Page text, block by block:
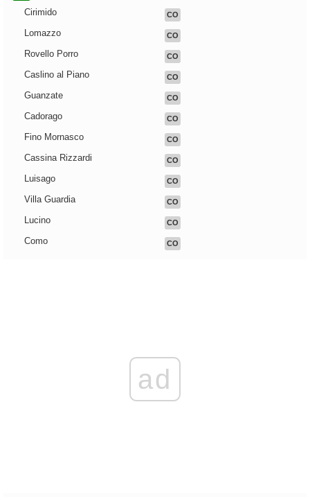
Cirimido
CO
Lomazzo CO
Rovello Porro CO
Caslino al Piano CO
Guanzate CO
Cadorago CO
Fino Mornasco CO
Cassina Rizzardi CO
Luisago CO
Villa Guardia CO
Lucino CO
Como CO
ad